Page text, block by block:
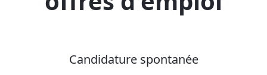
Candidature spontanée